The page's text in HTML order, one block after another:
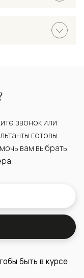
звонок или
готовы
вам выбрать
быть в курсе